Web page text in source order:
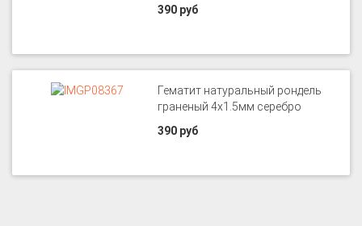
390 руб
Гематит натуральный рондель
граненый 4х1.5мм серебро
390 руб